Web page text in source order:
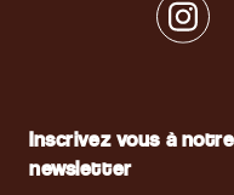
Inscrivez vous à notre
newsletter